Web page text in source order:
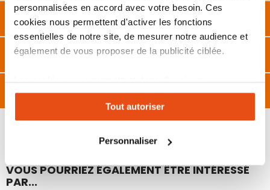
personnalisées en accord avec votre besoin. Ces
cookies nous permettent d'activer les fonctions
essentielles de notre site, de mesurer notre audience et
également de vous proposer de la publicité ciblée.
expérience personnalisée sur notre site. Vous pouvez
changer votre choix à n'importe quel moment. Refuser
tous les cookies peut limiter certaines fonctionnalités.
Tout autoriser
Personnaliser
Caractéristiques
FAQ
Avis
VOUS POURRIEZ ÉGALEMENT ÊTRE INTÉRESSÉ
PAR...